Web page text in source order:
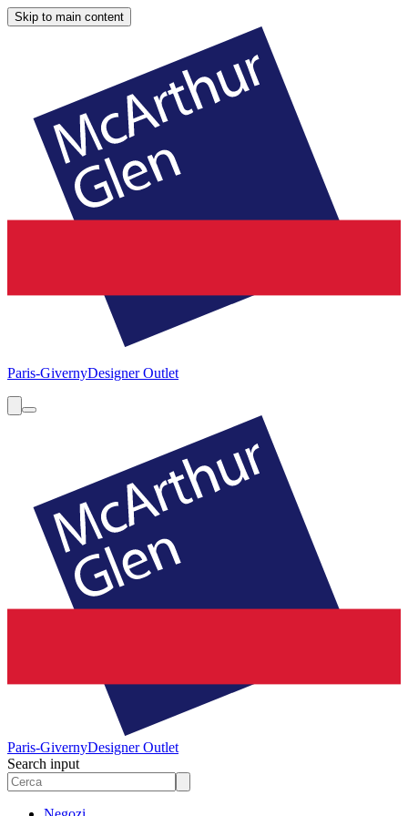
Skip to main content
Paris-GivernyDesigner Outlet
Paris-GivernyDesigner Outlet
Search input